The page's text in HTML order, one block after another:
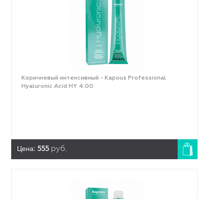
Коричневый интенсивный - Kapous Professional
Hyaluronic Acid HY 4.00
Цена: 555 руб.